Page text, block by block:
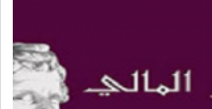
DEVISES À 97